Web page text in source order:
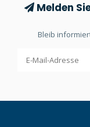
Melden
Bleib